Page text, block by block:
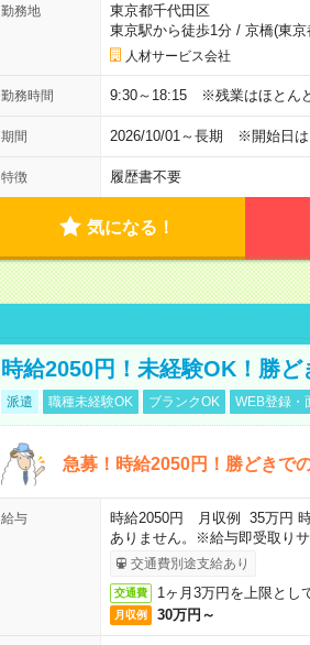
勤務地
東京都千代田区
東京駅から徒歩1分/ 京橋(東
人材サービス会社
勤務時間 9:30～18:15 ※残業はほとん
期間 2026/10/01～長期 ※開始日
特徴 履歴書不要
気になる！
時給2050円！未経験OK！勝ど
派遣 職種未経験OK ブランクOK WEB登録・
急募！時給2050円！勝どきで
給与
時給2050円 月収例 35万円
ありません。※給与即受取りサ
交通費別途支給あり
交通費 1ヶ月3万円を上限とし
月収例 30万円～